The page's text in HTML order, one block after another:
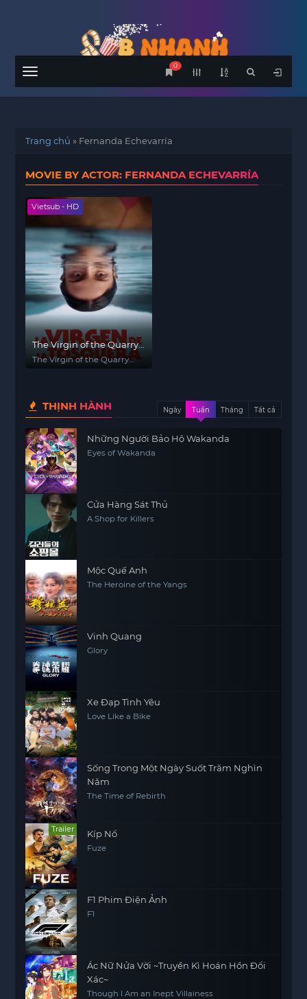
Menu
0
Trang chủ » Fernanda Echevarría
MOVIE BY ACTOR: FERNANDA ECHEVARRÍA
Vietsub - HD
The Virgin of the Quarry
Lake
The Virgin of the Quarry
THỊNH HÀNH Ngày Tuần Tháng Tất cả
Những Người Bảo Hộ Wakanda
Eyes of Wakanda
Cửa Hàng Sát Thủ
A Shop for Killers
Mộc Quế Anh
The Heroine of the Yangs
Vinh Quang
Glory
Xe Đạp Tình Yêu
Love Like a Bike
Sống Trong Một Ngày Suốt Trăm Nghìn
Năm
The Time of Rebirth
Trailer Kíp Nổ
Fuze
F1 Phim Điện Ảnh
F1
Ác Nữ Nửa Vời ~Truyền Kì Hoán Hồn Đổi
Xác~
Though I Am an Inept Villainess